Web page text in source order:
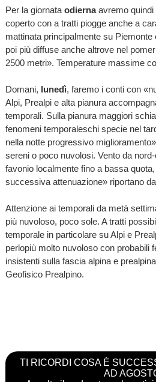
Per la giornata odiernaavremo quindi
coperto con a tratti piogge anche a
mattinata principalmente su Piemonte
poi più diffuse anche altrove nel
2500 metri». Temperature massime
Domani, lunedì, faremo i conti con
Alpi, Prealpi e alta pianura
temporali. Sulla pianura maggiori
fenomeni temporaleschi specie nel
nella notte progressivo
sereni o poco nuvolosi. Vento da
favonio localmente fino a bassa
successiva attenuazione» riportano
Attenzione ai temporali da metà
più nuvoloso, poco sole. A tratti
temporale in particolare su Alpi e
perlopiù molto nuvoloso con probabili
insistenti sulla fascia alpina e
Geofisico Prealpino.
TI RICORDI COSA È
AD